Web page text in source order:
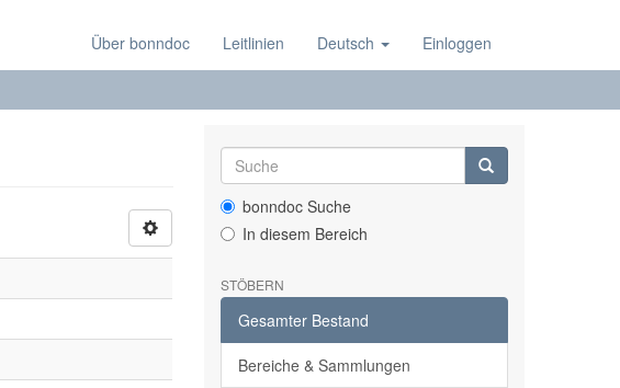
Über bonndoc Leitlinien Deutsch Einloggen
bonndoc Suche
In diesem Bereich
STÖBERN
Gesamter Bestand
Bereiche & Sammlungen